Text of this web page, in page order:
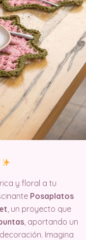
y floral a tu
Posaplatos
, un proyecto que
, aportando un
Imagina